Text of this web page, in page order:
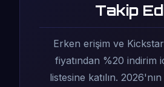
Takip
Erken erişim ve
fiyatından %20 indirim
listesine katılın.